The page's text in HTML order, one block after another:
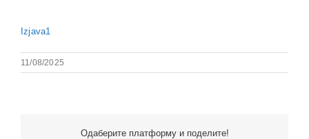
Izjava1
11/08/2025
Одаберите платформу и поделите!